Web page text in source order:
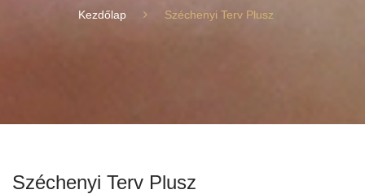
Kezdőlap Széchenyi Terv Plusz
Széchenyi Terv Plusz